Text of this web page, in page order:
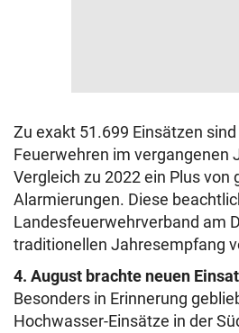
Zu exakt 51.699 Einsätzen
Feuerwehren im vergangenen
Vergleich zu 2022 ein Plus von
Alarmierungen. Diese
Landesfeuerwehrverband am
traditionellen Jahresempfang
4. August brachte neuen
Besonders in Erinnerung
Hochwasser-Einsätze in der